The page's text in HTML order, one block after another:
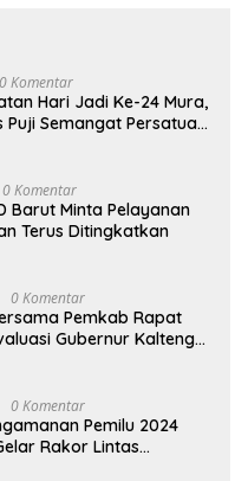
0 Komentar
Hari Jadi Ke-24 Mura,
Puji Semangat Persatuan
0 Komentar
Barut Minta Pelayanan
Terus Ditingkatkan
0 Komentar
Pemkab Rapat
Gubernur Kalteng
0 Komentar
Pemilu 2024
Rakor Lintas